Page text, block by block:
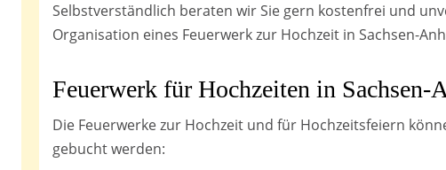
Selbstverständlich beraten wir Sie gern kostenfrei und
Organisation eines Feuerwerk zur Hochzeit in Sachsen-
Feuerwerk für Hochzeiten in Sachsen-
Die Feuerwerke zur Hochzeit und für Hochzeitsfeiern
gebucht werden: